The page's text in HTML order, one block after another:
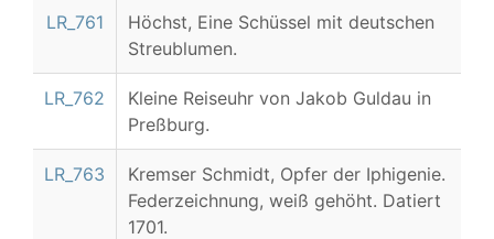
LR_761
Höchst, Eine Schüssel mit deutschen
Streublumen.
LR_762
Kleine Reiseuhr von Jakob Guldau in
Preßburg.
LR_763
Kremser Schmidt, Opfer der Iphigenie.
Federzeichnung, weiß gehöht. Datiert
1701.